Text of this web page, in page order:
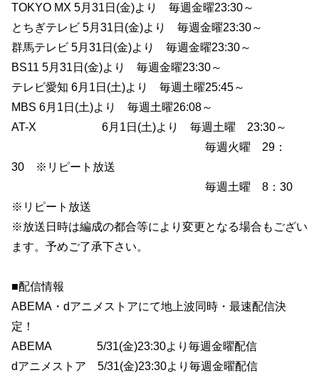
TOKYO MX 5月31日(金)より 毎週金曜23:30～
とちぎテレビ 5月31日(金)より 毎週金曜23:30～
群馬テレビ 5月31日(金)より 毎週金曜23:30～
BS11 5月31日(金)より 毎週金曜23:30～
テレビ愛知 6月1日(土)より 毎週土曜25:45～
MBS 6月1日(土)より 毎週土曜26:08～
AT-X 6月1日(土)より 毎週土曜 23:30～
毎週火曜 29：
30 ※リピート放送
毎週土曜 8：30
※リピート放送
※放送日時は編成の都合等により変更となる場合もござい
ます。予めご了承下さい。
■配信情報
ABEMA・dアニメストアにて地上波同時・最速配信決
定！
ABEMA 5/31(金)23:30より毎週金曜配信
dアニメストア 5/31(金)23:30より毎週金曜配信